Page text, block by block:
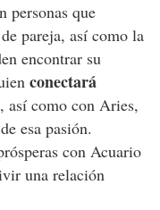
personas que
pareja, así como la
encontrar su
conectará
, así como con Aries,
esa pasión.
con Acuario
una relación